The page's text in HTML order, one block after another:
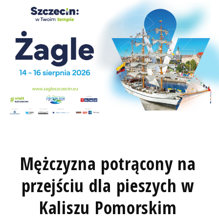
Mężczyzna potrącony na
przejściu dla pieszych w
Kaliszu Pomorskim